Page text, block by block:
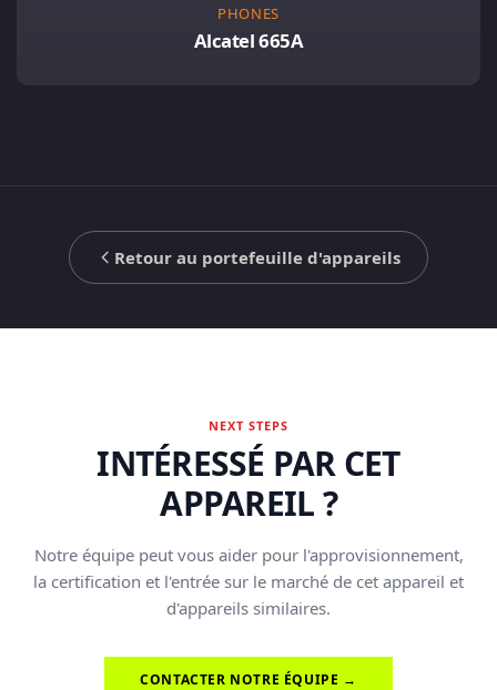
PHONES
Alcatel 665A
Retour au portefeuille d'appareils
NEXT STEPS
INTÉRESSÉ PAR CET
APPAREIL ?
Notre équipe peut vous aider pour l'approvisionnement,
la certification et l'entrée sur le marché de cet appareil et
d'appareils similaires.
CONTACTER NOTRE ÉQUIPE →